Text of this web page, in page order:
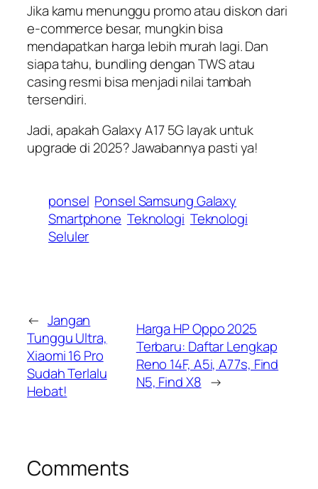
Jika kamu menunggu promo atau diskon dari
e-commerce besar, mungkin bisa
mendapatkan harga lebih murah lagi. Dan
siapa tahu, bundling dengan TWS atau
casing resmi bisa menjadi nilai tambah
tersendiri.
Jadi, apakah Galaxy A17 5G layak untuk
upgrade di 2025? Jawabannya pasti ya!
ponsel Ponsel Samsung Galaxy
Smartphone Teknologi Teknologi
Seluler
← Jangan
Tunggu Ultra,
Xiaomi 16 Pro
Sudah Terlalu
Hebat!
Harga HP Oppo 2025
Terbaru: Daftar Lengkap
Reno 14F, A5i, A77s, Find
N5, Find X8 →
Comments